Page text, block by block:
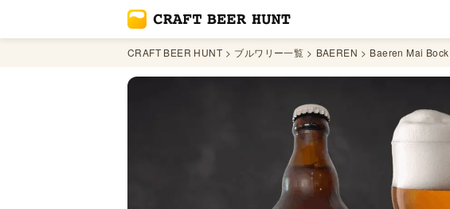
CRAFT BEER HUNT ブルワリー一覧 BAEREN Baeren Mai Bock